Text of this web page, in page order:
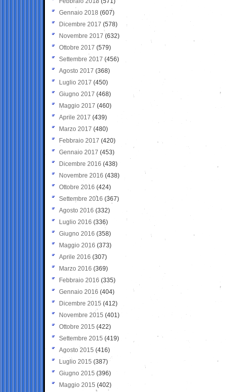
Gennaio 2018 (607)
Dicembre 2017 (578)
Novembre 2017 (632)
Ottobre 2017 (579)
Settembre 2017 (456)
Agosto 2017 (368)
Luglio 2017 (450)
Giugno 2017 (468)
Maggio 2017 (460)
Aprile 2017 (439)
Marzo 2017 (480)
Febbraio 2017 (420)
Gennaio 2017 (453)
Dicembre 2016 (438)
Novembre 2016 (438)
Ottobre 2016 (424)
Settembre 2016 (367)
Agosto 2016 (332)
Luglio 2016 (336)
Giugno 2016 (358)
Maggio 2016 (373)
Aprile 2016 (307)
Marzo 2016 (369)
Febbraio 2016 (335)
Gennaio 2016 (404)
Dicembre 2015 (412)
Novembre 2015 (401)
Ottobre 2015 (422)
Settembre 2015 (419)
Agosto 2015 (416)
Luglio 2015 (387)
Giugno 2015 (396)
Maggio 2015 (402)